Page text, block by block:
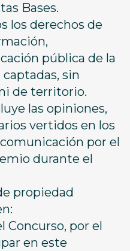
Bases.
los derechos de
pública de la
sin
de territorio.
las opiniones,
vertidos en los
por el
durante el
propiedad
Concurso, por el
en este